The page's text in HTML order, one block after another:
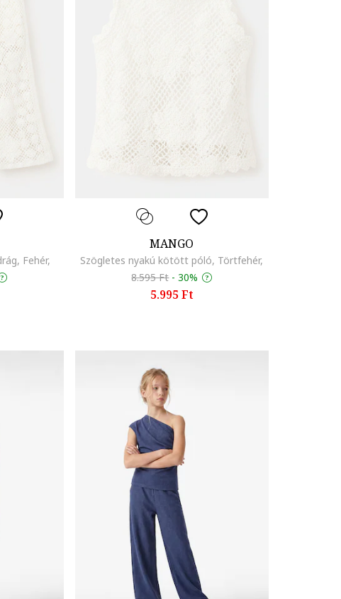
Fehér,
MANGO
Szögletes nyakú kötött póló, Törtfehér,
8.595 Ft -30%
5.995 Ft